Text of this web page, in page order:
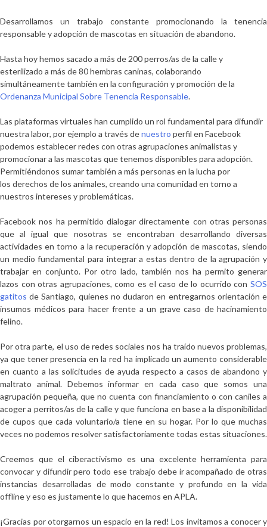
Desarrollamos un trabajo constante promocionando la tenencia
responsable y adopción de mascotas en situación de abandono.
Hasta hoy hemos sacado a más de 200 perros/as de la calle y
esterilizado a más de 80 hembras caninas, colaborando
simultáneamente también en la configuración y promoción de la
Ordenanza Municipal Sobre Tenencia Responsable.
Las plataformas virtuales han cumplido un rol fundamental para difundir
nuestra labor, por ejemplo a través denuestro perfil en Facebook
podemos establecer redes con otras agrupaciones animalistas y
promocionar a las mascotas que tenemos disponibles para adopción.
Permitiéndonos sumar también a más personas en la lucha por
los derechos de los animales, creando una comunidad en torno a
nuestros intereses yproblemáticas.
Facebook nos ha permitido dialogar directamente con otras personas
que al igual que nosotras se encontraban desarrollando diversas
actividades en torno a la recuperación y adopción de mascotas, siendo
un medio fundamental para integrara estas dentro de la agrupación y
trabajar en conjunto. Por otro lado, también nos ha permito generar
lazos con otras agrupaciones, como es el caso de lo ocurrido con SOS
gatitos de Santiago, quienes no dudaron en entregarnos orientación e
insumos médicos para hacer frente a un grave caso de hacinamiento
felino.
Por otra parte, el uso de redes sociales nos ha traído nuevos problemas,
ya que tener presencia en la red ha implicado un aumento considerable
en cuanto a las solicitudes de ayuda respecto a casos de abandono y
maltrato animal. Debemos informar en cada caso que somos una
agrupación pequeña, que no cuenta con financiamiento o con caniles a
acoger a perritos/as de la calle y que funciona en base a la disponibilidad
de cupos que cada voluntario/a tiene en su hogar. Por lo que muchas
veces no podemos resolver satisfactoriamente todas estas situaciones.
Creemos que elciberactivismo es una excelente herramienta para
convocar y difundir pero todo ese trabajo debe ir acompañado de otras
instancias desarrolladas de modo constante y profundo en la vida
offline y eso es justamente lo que hacemos en APLA.
¡Gracias por otorgarnos un espacio en la red! Los invitamos a conocer y